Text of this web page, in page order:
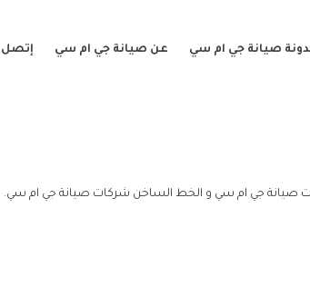
صيانة جي ام سي عن صيانة جي ام سي إتصل
صيانة جي ام سي و الخط الساخن شركات صيانة جي ام سي.